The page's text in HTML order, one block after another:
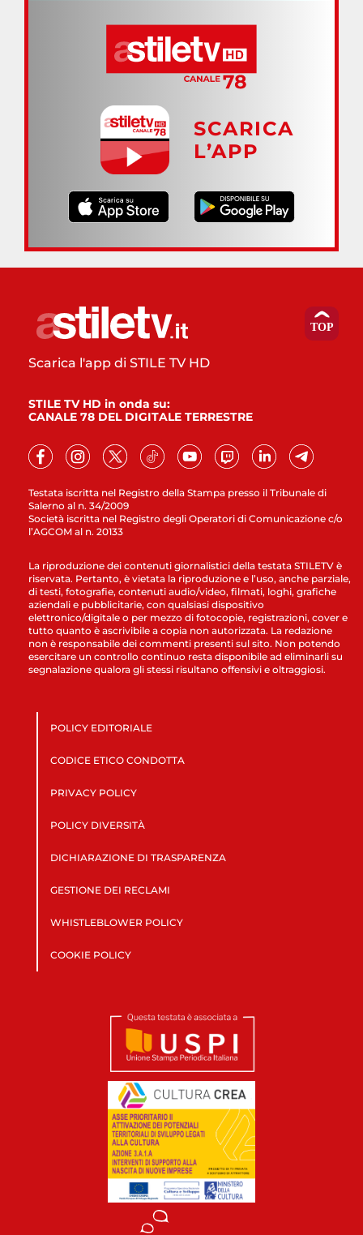
SCARICA
L’APP
Testata iscritta nel Registro della Stampa presso il Tribunale di
Salerno al n. 34/2009
Società iscritta nel Registro degli Operatori di Comunicazione c/o
l’AGCOM al n. 20133
Scarica l'app di STILE TV HD
STILE TV HD in onda su:
CANALE 78 DEL DIGITALE TERRESTRE
La riproduzione dei contenuti giornalistici della testata STILETV è
riservata. Pertanto, è vietata la riproduzione e l’uso, anche parziale,
di testi, fotografie, contenuti audio/video, filmati, loghi, grafiche
aziendali e pubblicitarie, con qualsiasi dispositivo
elettronico/digitale o per mezzo di fotocopie, registrazioni, cover e
tutto quanto è ascrivibile a copia non autorizzata. La redazione
non è responsabile dei commenti presenti sul sito. Non potendo
esercitare un controllo continuo resta disponibile ad eliminarli su
segnalazione qualora gli stessi risultano offensivi e oltraggiosi.
POLICY EDITORIALE
CODICE ETICO CONDOTTA
PRIVACY POLICY
POLICY DIVERSITÀ
DICHIARAZIONE DI TRASPARENZA
GESTIONE DEI RECLAMI
WHISTLEBLOWER POLICY
COOKIE POLICY